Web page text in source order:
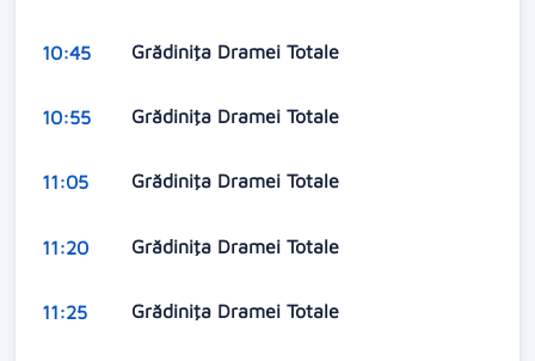
10:45 Grădiniţa Dramei Totale
10:55 Grădiniţa Dramei Totale
11:05 Grădiniţa Dramei Totale
11:20 Grădiniţa Dramei Totale
11:25 Grădiniţa Dramei Totale